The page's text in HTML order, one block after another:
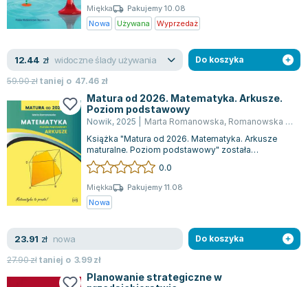
Jan Sztaudynger
Aleksander Puszkin
Małgorzata Ohme
Maddie Ziegler
Leszek Czarnecki
Joanna Racewicz
Maria Seweryn
Janina Zającówna
Eric Helms
Anna Prus (oprac.)
Nela Mała Reporterka
Barbara Wrzesińska
Terry Pratchett
Virginia Woolf
Miękka
Pakujemy 10.08
Nowa
Używana Wyprzedaż
12.44 zł widoczne ślady używania
59.90złtaniej o 47.46 zł
Do koszyka
Matura od 2026. Matematyka. Arkusze.
Poziom podstawowy
Nowik, 2025 Marta Romanowska, Romanowska Maria
Książka "Matura od 2026. Matematyka. Arkusze
maturalne. Poziom podstawowy" została
stworzona przez Autorkę z myślą o dostosowaniu...
0.0
Miękka
Pakujemy 11.08
Nowa
23.91 zł nowa
27.90złtaniej o 3.99zł
Do koszyka
Planowanie strategiczne w